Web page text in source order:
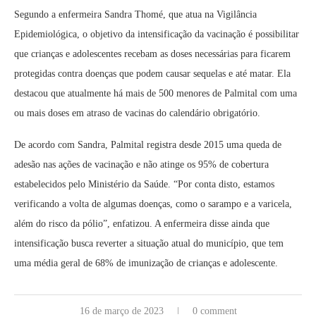
Segundo a enfermeira Sandra Thomé, que atua na Vigilância
Epidemiológica, o objetivo da intensificação da vacinação é possibilitar
que crianças e adolescentes recebam as doses necessárias para ficarem
protegidas contra doenças que podem causar sequelas e até matar. Ela
destacou que atualmente há mais de 500 menores de Palmital com uma
ou mais doses em atraso de vacinas do calendário obrigatório.
De acordo com Sandra, Palmital registra desde 2015 uma queda de
adesão nas ações de vacinação e não atinge os 95% de cobertura
estabelecidos pelo Ministério da Saúde. “Por conta disto, estamos
verificando a volta de algumas doenças, como o sarampo e a varicela,
além do risco da pólio”, enfatizou. A enfermeira disse ainda que
intensificação busca reverter a situação atual do município, que tem
uma média geral de 68% de imunização de crianças e adolescente.
16 de março de 2023 0 comment